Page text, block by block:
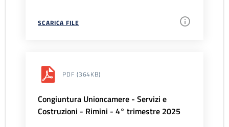
SCARICA FILE
PDF (364KB)
Congiuntura Unioncamere - Servizi e
Costruzioni - Rimini - 4° trimestre 2025